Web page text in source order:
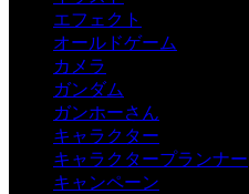
エフェクト
オールドゲーム
カメラ
ガンダム
ガンホーさん
キャラクター
キャラクタープランナー
キャンペーン